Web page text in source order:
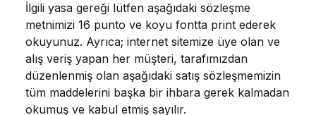
İlgili yasa gereği lütfen aşağıdaki sözleşme
metnimizi 16 punto ve koyu fontta print ederek
okuyunuz. Ayrıca; internet sitemize üye olan ve
alış veriş yapan her müşteri, tarafımızdan
düzenlenmiş olan aşağıdaki satış sözleşmemizin
tüm maddelerini başka bir ihbara gerek kalmadan
okumuş ve kabul etmiş sayılır.